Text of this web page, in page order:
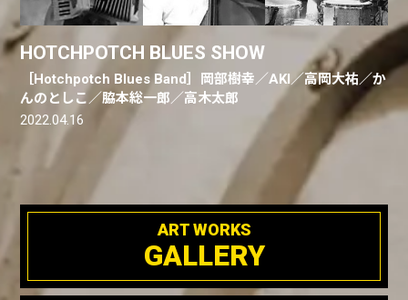
HOTCHPOTCH BLUES SHOW
［Hotchpotch Blues Band］岡部樹幸／AKI／高岡大祐／か
んのとしこ／脇本総一郎／高木太郎
2022.04.16
ART WORKS
GALLERY